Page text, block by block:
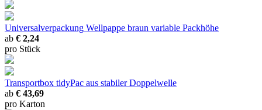
Universalverpackung Wellpappe braun variable Packhöhe
ab € 2,24
pro Stück
Transportbox tidyPac aus stabiler Doppelwelle
ab € 43,69
pro Karton